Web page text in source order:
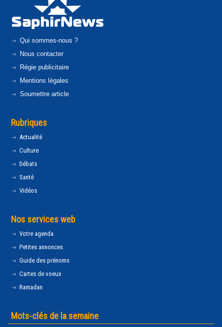
Qui sommes-nous ?
Nous contacter
Régie publicitaire
Mentions légales
Soumettre article
Rubriques
Actualité
Culture
Débats
Santé
Vidéos
Nos services web
Votre agenda
Petites annonces
Guide des prénoms
Cartes de voeux
Ramadan
Mots-clés de la semaine